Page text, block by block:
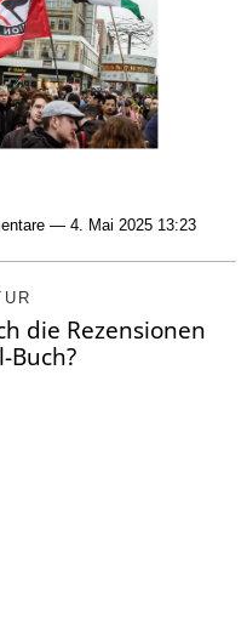
— 4. Mai 2025 13:23
die Rezensionen
Buch?